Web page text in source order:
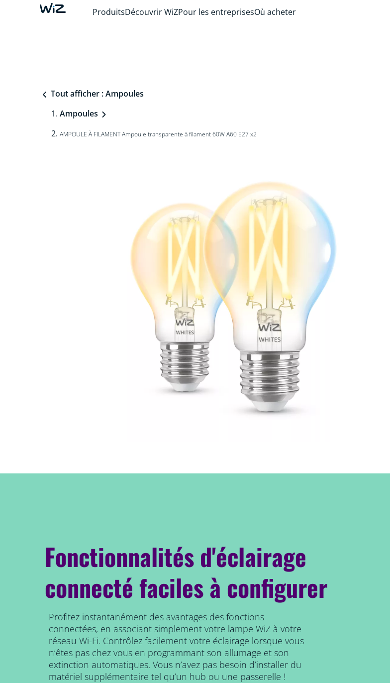
ProduitsDécouvrir WiZPour les entreprisesOù acheter
Tout afficher : Ampoules
Ampoules
AMPOULE À FILAMENT Ampoule transparente à filament 60W A60 E27 x2
Fonctionnalités d'éclairage
connecté faciles à configurer
Profitez instantanément des avantages des fonctions
connectées, en associant simplement votre lampe WiZ à votre
réseau Wi-Fi. Contrôlez facilement votre éclairage lorsque vous
n’êtes pas chez vous en programmant son allumage et son
extinction automatiques. Vous n’avez pas besoin d’installer du
matériel supplémentaire tel qu’un hub ou une passerelle !